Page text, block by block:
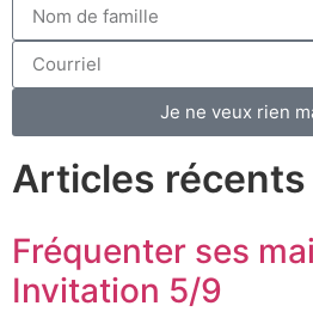
Je ne veux rien
Articles récents
Fréquenter ses
Invitation 5/9